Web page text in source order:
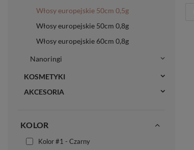
Włosy europejskie 50cm 0,5g
Włosy europejskie 50cm 0,8g
Włosy europejskie 60cm 0,8g
Nanoringi
KOSMETYKI
AKCESORIA
KOLOR
Kolor #1 - Czarny